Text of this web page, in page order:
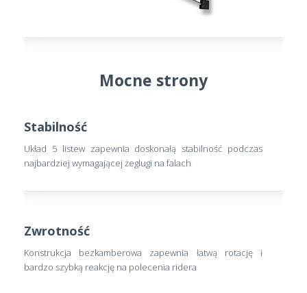
Mocne strony
Stabilność
Układ 5 listew zapewnia doskonałą stabilność podczas
najbardziej wymagającej żeglugi na falach
Zwrotność
Konstrukcja bezkamberowa zapewnia łatwą rotację i
bardzo szybką reakcję na polecenia ridera